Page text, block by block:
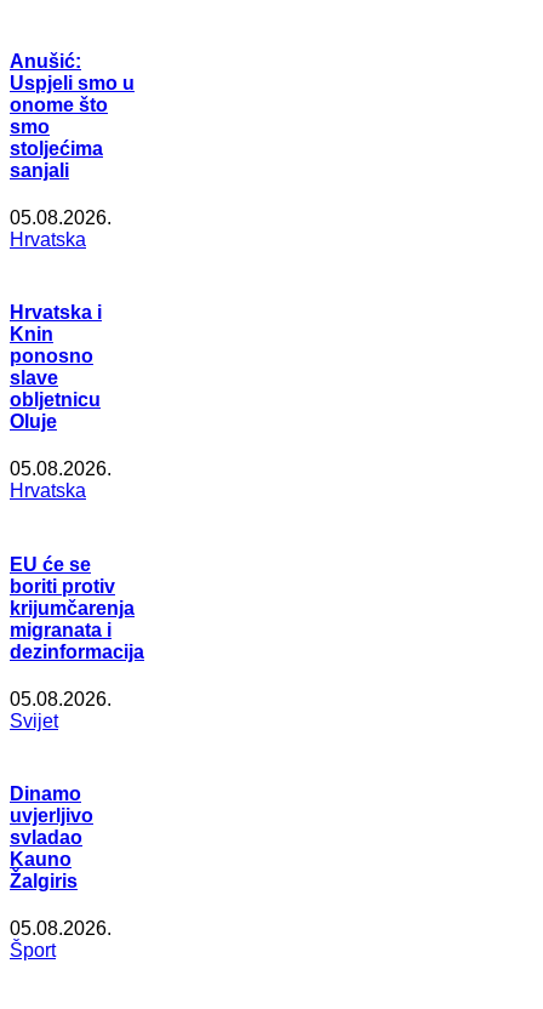
Anušić:
Uspjeli smo u
onome što
smo
stoljećima
sanjali
05.08.2026.
Hrvatska
Hrvatska i
Knin
ponosno
slave
obljetnicu
Oluje
05.08.2026.
Hrvatska
EU će se
boriti protiv
krijumčarenja
migranata i
dezinformacija
05.08.2026.
Svijet
Dinamo
uvjerljivo
svladao
Kauno
Žalgiris
05.08.2026.
Šport